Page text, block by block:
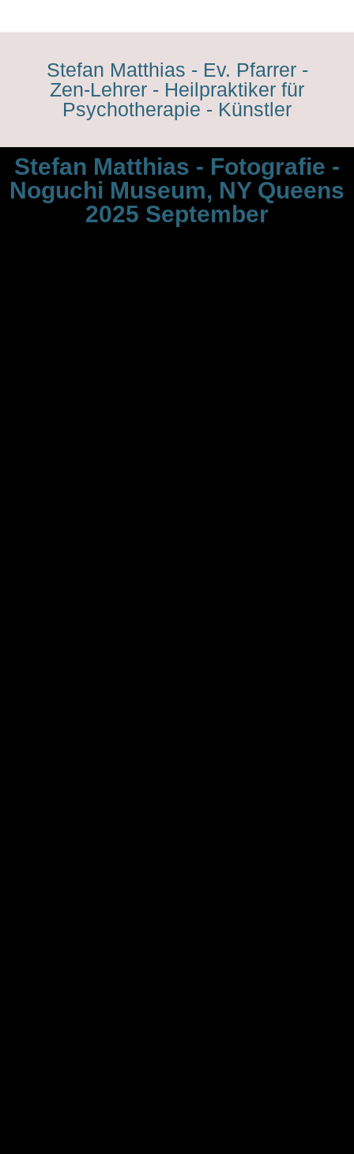
Stefan Matthias - Ev. Pfarrer -
Zen-Lehrer - Heilpraktiker für
Psychotherapie - Künstler
Stefan Matthias - Fotografie -
Noguchi Museum, NY Queens
2025 September